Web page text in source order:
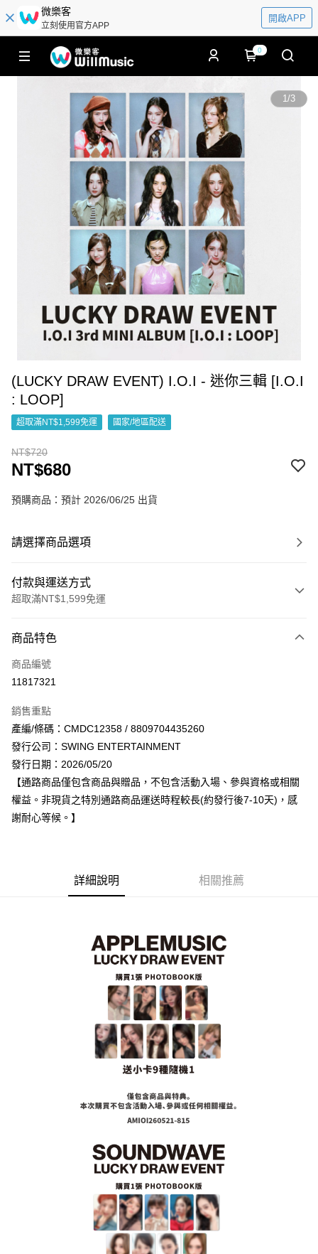
微樂客
立刻使用官方APP
開啟APP
0
1/3
(LUCKY DRAW EVENT) I.O.I - 迷你三輯 [I.O.I
: LOOP]
超取滿NT$1,599免運 國家/地區配送
NT$720
NT$680
預購商品：預計 2026/06/25 出貨
請選擇商品選項
付款與運送方式
超取滿NT$1,599免運
信用卡一次付款
超商取貨付款
Apple Pay
街口支付
悠遊付
AFTEE先享後付
相關說明
１．簡單：不需註冊會員、不需綁卡、不需儲值。
２．便利：只要手機號碼，簡訊認證，即可結帳。
１．於結帳方式選擇「AFTEE先享後付」後，將跳轉至「AFTEE先享後付」
結帳頁面，進行簡訊認證並確認金額後，即可完成結帳。
２．訂單成立數日內，您將收到繳費通知簡訊。
３．收到繳費通知簡訊後14天內，點擊此簡訊中的連結，可透過四大超商／
ATM／網路銀行／等多元方式進行付款，方視為交易完成。
※ 請注意：結帳手續完成當下不需立刻繳費，但若您需要取消訂單，請聯絡
購買商品的店家。未經商家同意取消之訂單仍視為有效，需透過AFTEE先享
※ 交易是否成功請以「AFTEE先享後付 」之結帳頁面顯示為準，若有關於
是否繳費成功／繳費後需取消欲退款等相關疑問，請聯繫「AFTEE先享後付
https://netprotections.freshdesk.com/support/home
１．透過由恩沛科技股份有限公司提供之「AFTEE先享後付」服務完成之交
易，需依本服務之必要範圍內提供個人資料，並將交易相關給付款項請求債
２．關於個人資料處理事宜，請瀏覽以下網址：
https://aftee.tw/terms/#terms3
３．未成年的使用者請事先徵得法定代理人或監護人之同意方可使用
「AFTEE先享後付」，若未經同意申辦者引起之損失，本公司不負相關責
４．使用「AFTEE先享後付」時，將依據個別帳號之用戶狀況，依本公司即
時審查核予不同之上限額度；若仍有額度不足之情形，本公司將視審查結果
請求用戶進行身份認證。
５．嚴禁一人註冊多個帳號或使用他人資訊註冊。若發現惡意使用之情形，
每筆NT$60，滿NT$1,599(含以上)免運費
每筆NT$60，滿NT$1,599(含以上)免運費
每筆NT$60，滿NT$1,599(含以上)免運費
商品特色
商品編號
11817321
銷售重點
產編/條碼：CMDC12358 / 8809704435260
發行公司：SWING ENTERTAINMENT
發行日期：2026/05/20
【通路商品僅包含商品與贈品，不包含活動入場、參與資格或相關
權益。非現貨之特別通路商品運送時程較長(約發行後7-10天)，感
謝耐心等候。】
詳細說明 相關推薦